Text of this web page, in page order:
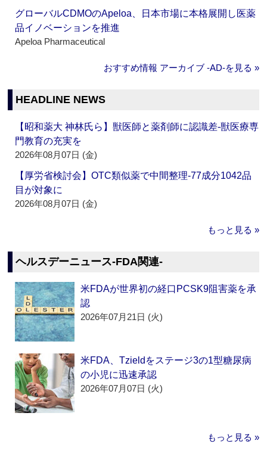
グローバルCDMOのApeloa、日本市場に本格展開し医薬
品イノベーションを推進
Apeloa Pharmaceutical
おすすめ情報 アーカイブ ‐AD‐を見る »
HEADLINE NEWS
【昭和薬大 神林氏ら】獣医師と薬剤師に認識差‐獣医療専
門教育の充実を
2026年08月07日 (金)
【厚労省検討会】OTC類似薬で中間整理‐77成分1042品
目が対象に
2026年08月07日 (金)
もっと見る »
ヘルスデーニュース‐FDA関連‐
米FDAが世界初の経口PCSK9阻害薬を承
認
2026年07月21日 (火)
米FDA、Tzieldをステージ3の1型糖尿病
の小児に迅速承認
2026年07月07日 (火)
もっと見る »